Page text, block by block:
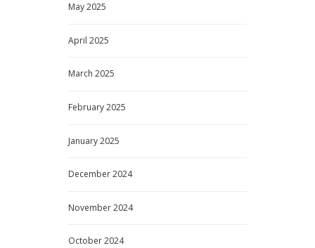
May2025
April 2025
March 2025
February2025
January2025
December2024
November2024
October2024